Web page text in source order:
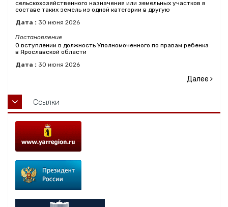
сельскохозяйственного назначения или земельных участков в
составе таких земель из одной категории в другую
Дата : 30 июня 2026
Постановление
О вступлении в должность Уполномоченного по правам ребенка
в Ярославской области
Дата : 30 июня 2026
Далее
Ссылки